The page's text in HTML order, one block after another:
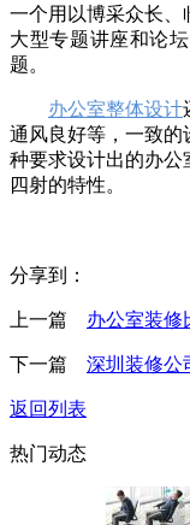
一个用以博采众长、
大型专题讲座和论
题。
办公室整体设计
通风良好等，一致的
种要求设计出的办公
四射的特性。
分享到：
上一篇 办公室装修
下一篇 深圳装修公
返回列表
热门动态